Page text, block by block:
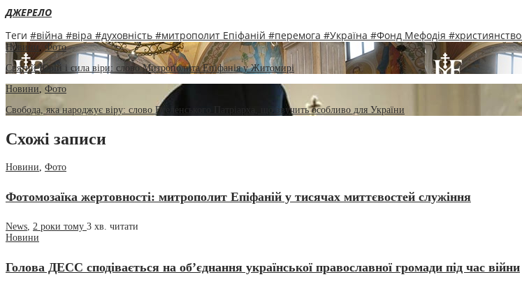
ДЖЕРЕЛО
Теги #війна #віра #духовність #митрополит Епіфаній #перемога #Україна #Фонд Мефодія #християнство
Новини
Фото
Святий Юрій і сила віри: слово Митрополита Епіфанія у Житомирі
Новини Фото
Свобода, яка народжує віру: слово Вселенського Патріарха, що звучить особливо для України
Схожі записи
Новини, Фото
Фотомозаїка жертовності: митрополит Епіфаній у тисячах миттєвостей служіння
News, 2 роки тому 3 хв. читати
Новини
Голова ДЕСС сподівається на об’єднання української православної громади під час війни